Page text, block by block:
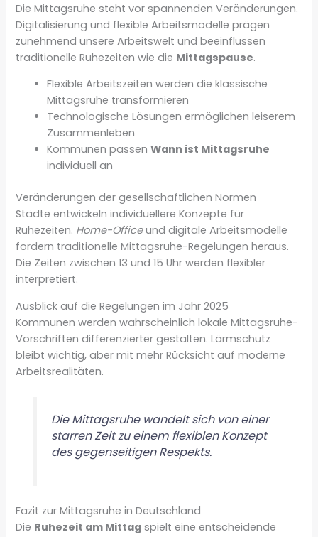
Die Mittagsruhe steht vor spannenden Veränderungen.
Digitalisierung und flexible Arbeitsmodelle prägen
zunehmend unsere Arbeitswelt und beeinflussen
traditionelle Ruhezeiten wie die Mittagspause.
Flexible Arbeitszeiten werden die klassische
Mittagsruhe transformieren
Technologische Lösungen ermöglichen leiserem
Zusammenleben
Kommunen passenWann ist Mittagsruhe
individuell an
Veränderungen der gesellschaftlichen Normen
Städte entwickeln individuellere Konzepte für
Ruhezeiten. Home-Officeund digitale Arbeitsmodelle
fordern traditionelle Mittagsruhe-Regelungen heraus.
Die Zeiten zwischen 13 und 15 Uhr werden flexibler
interpretiert.
Ausblick auf die Regelungen im Jahr 2025
Kommunen werden wahrscheinlich lokale Mittagsruhe-
Vorschriften differenzierter gestalten. Lärmschutz
bleibt wichtig, aber mit mehr Rücksicht auf moderne
Arbeitsrealitäten.
Die Mittagsruhe wandelt sich von einer
starren Zeit zu einem flexiblen Konzept
des gegenseitigen Respekts.
Fazit zur Mittagsruhe in Deutschland
Die Ruhezeit am Mittag spielt eine entscheidende